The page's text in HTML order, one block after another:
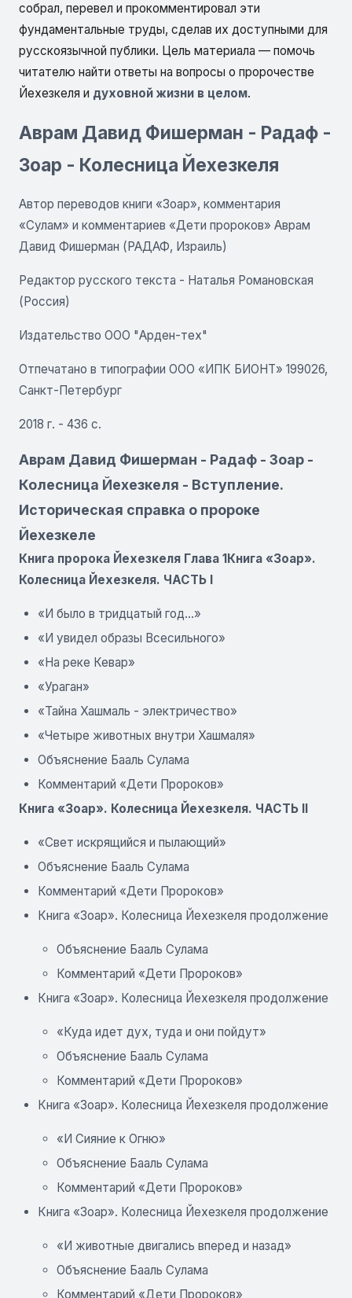
собрал, перевел и прокомментировал эти
фундаментальные труды, сделав их доступными для
русскоязычной публики. Цель материала — помочь
читателю найти ответы на вопросы о пророчестве
Йехезкеля и духовной жизни в целом.
Аврам Давид Фишерман - Радаф -
Зоар - Колесница Йехезкеля
Автор переводов книги «Зоар», комментария
«Сулам» и комментариев «Дети пророков» Аврам
Давид Фишерман (РАДАФ, Израиль)
Редактор русского текста - Наталья Романовская
(Россия)
Издательство ООО "Арден-тех"
Отпечатано в типографии ООО «ИПК БИОНТ» 199026,
Санкт-Петербург
2018 г. - 436 с.
Аврам Давид Фишерман - Радаф - Зоар -
Колесница Йехезкеля - Вступление.
Историческая справка о пророке
Йехезкеле
Книга пророка Йехезкеля Глава 1Книга «Зоар».
Колесница Йехезкеля. ЧАСТЬ І
«И было в тридцатый год...»
«И увидел образы Всесильного»
«На реке Кевар»
«Ураган»
«Тайна Хашмаль - электричество»
«Четыре животных внутри Хашмаля»
Объяснение Бааль Сулама
Комментарий «Дети Пророков»
Книга «Зоар». Колесница Йехезкеля. ЧАСТЬ ІІ
«Свет искрящийся и пылающий»
Объяснение Бааль Сулама
Комментарий «Дети Пророков»
Книга «Зоар». Колесница Йехезкеля продолжение
Объяснение Бааль Сулама
Комментарий «Дети Пророков»
Книга «Зоар». Колесница Йехезкеля продолжение
«Куда идет дух, туда и они пойдут»
Объяснение Бааль Сулама
Комментарий «Дети Пророков»
Книга «Зоар». Колесница Йехезкеля продолжение
«И Сияние к Огню»
Объяснение Бааль Сулама
Комментарий «Дети Пророков»
Книга «Зоар». Колесница Йехезкеля продолжение
«И животные двигались вперед и назад»
Объяснение Бааль Сулама
Комментарий «Дети Пророков»